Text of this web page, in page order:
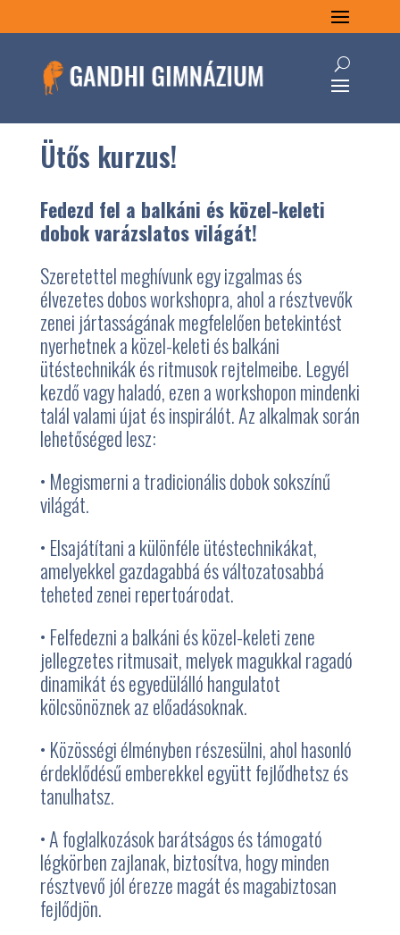
Ütős kurzus!
Fedezd fel a balkáni és közel-keleti
dobok varázslatos világát!
Szeretettel meghívunk egy izgalmas és
élvezetes dobos workshopra, ahol a résztvevők
zenei jártasságának megfelelően betekintést
nyerhetnek a közel-keleti és balkáni
ütéstechnikák és ritmusok rejtelmeibe. Legyél
kezdő vagy haladó, ezen a workshopon mindenki
talál valami újat és inspirálót. Az alkalmak során
lehetőséged lesz:
• Megismerni a tradicionális dobok sokszínű
világát.
• Elsajátítani a különféle ütéstechnikákat,
amelyekkel gazdagabbá és változatosabbá
teheted zenei repertoárodat.
• Felfedezni a balkáni és közel-keleti zene
jellegzetes ritmusait, melyek magukkal ragadó
dinamikát és egyedülálló hangulatot
kölcsönöznek az előadásoknak.
• Közösségi élményben részesülni, ahol hasonló
érdeklődésű emberekkel együtt fejlődhetsz és
tanulhatsz.
•A foglalkozások barátságos és támogató
légkörben zajlanak, biztosítva, hogy minden
résztvevő jól érezze magát és magabiztosan
fejlődjön.